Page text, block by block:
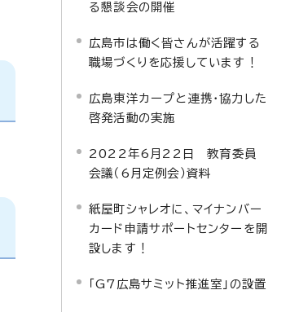
る懇談会の開催
広島市は働く皆さんが活躍する
職場づくりを応援しています！
広島東洋カープと連携・協力した
啓発活動の実施
2022年6月22日 教育委員
会議（6月定例会）資料
紙屋町シャレオに、マイナンバー
カード申請サポートセンターを開
設します！
「G7広島サミット推進室」の設置